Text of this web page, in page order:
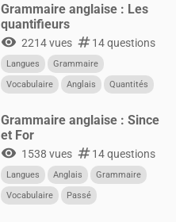
Grammaire anglaise : Les
quantifieurs
visibility 2214 vues numbers14 questions
Langues
Grammaire
Vocabulaire
Anglais
Quantités
Grammaire anglaise : Since
et For
visibility 1538 vues numbers14 questions
Langues Anglais
Grammaire
Vocabulaire
Passé